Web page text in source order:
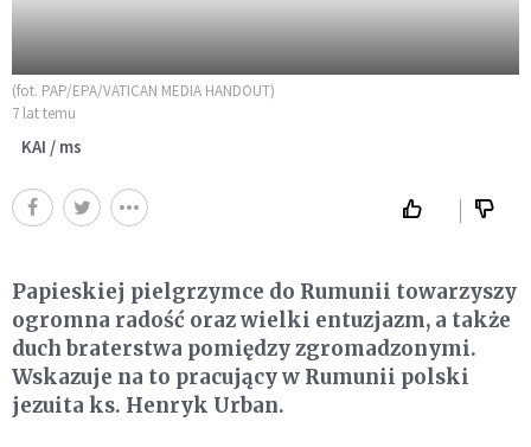
(fot. PAP/EPA/VATICAN MEDIA HANDOUT)
7 lat temu
KAI / ms
Papieskiej pielgrzymce do Rumunii towarzyszy
ogromna radość oraz wielki entuzjazm, a także
duch braterstwa pomiędzy zgromadzonymi.
Wskazuje na to pracujący w Rumunii polski
jezuita ks. Henryk Urban.